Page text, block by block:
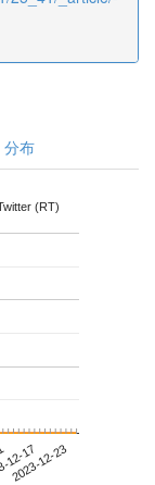
分布
(RT)
17
2023-12-23